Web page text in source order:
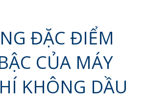
ĐẶC ĐIỂM
CỦA MÁY
KHÔNG DẦU